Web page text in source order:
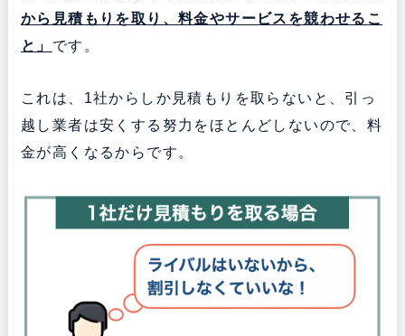
から見積もりを取り、料金やサービスを競わせるこ
と」 です。
これは、1社からしか見積もりを取らないと、引っ
越し業者は安くする努力をほとんどしないので、料
金が高くなるからです。